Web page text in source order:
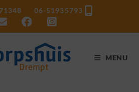
06-51935793
MENU